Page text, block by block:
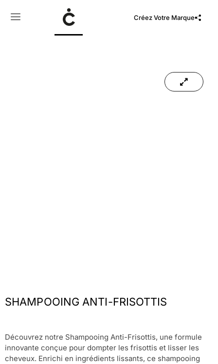
Créez Votre Marque
SHAMPOOING ANTI-FRISOTTIS
Découvrez notre Shampooing Anti-Frisottis, une formule
innovante conçue pour dompter les frisottis et lisser les
cheveux. Enrichi en ingrédients lissants, ce shampooing